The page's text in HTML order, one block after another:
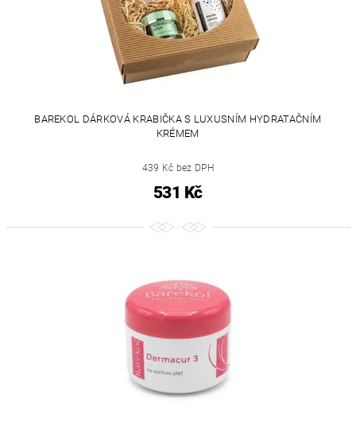
BAREKOL DÁRKOVÁ KRABIČKA S LUXUSNÍM HYDRATAČNÍM
KRÉMEM
439 Kč bez DPH
531 Kč